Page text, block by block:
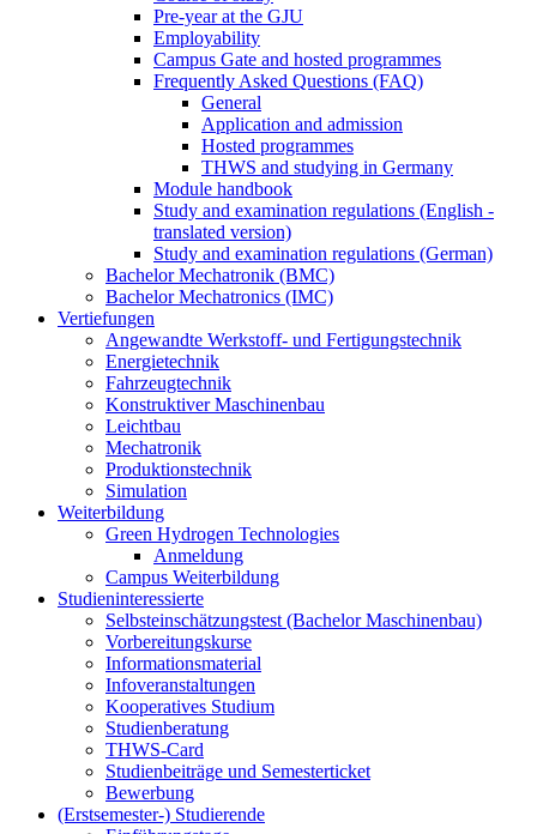
Pre-year at the GJU
Employability
Campus Gate and hosted programmes
Frequently Asked Questions (FAQ)
General
Application and admission
Hosted programmes
THWS and studying in Germany
Module handbook
Study and examination regulations (English -
translated version)
Study and examination regulations (German)
Bachelor Mechatronik (BMC)
Bachelor Mechatronics (IMC)
Vertiefungen
Angewandte Werkstoff- und Fertigungstechnik
Energietechnik
Fahrzeugtechnik
Konstruktiver Maschinenbau
Leichtbau
Mechatronik
Produktionstechnik
Simulation
Weiterbildung
Green Hydrogen Technologies
Anmeldung
Campus Weiterbildung
Studieninteressierte
Selbsteinschätzungstest (Bachelor Maschinenbau)
Vorbereitungskurse
Informationsmaterial
Infoveranstaltungen
Kooperatives Studium
Studienberatung
THWS-Card
Studienbeiträge und Semesterticket
Bewerbung
(Erstsemester-) Studierende